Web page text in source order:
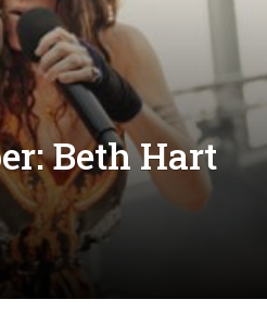
Beth Hart